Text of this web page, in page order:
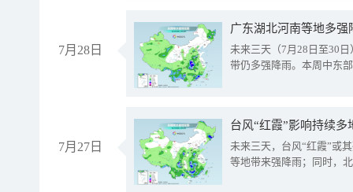
7月28日
广东湖北河南等地多
未来三天（7月28日至30
带仍多强降雨。本周中东
7月27日
台风“红霞”影响持续
未来三天，台风“红霞”或
等地带来强降雨；同时，